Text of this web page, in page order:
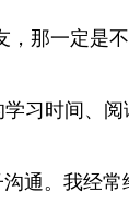
那一定是
习时间、
通。我经